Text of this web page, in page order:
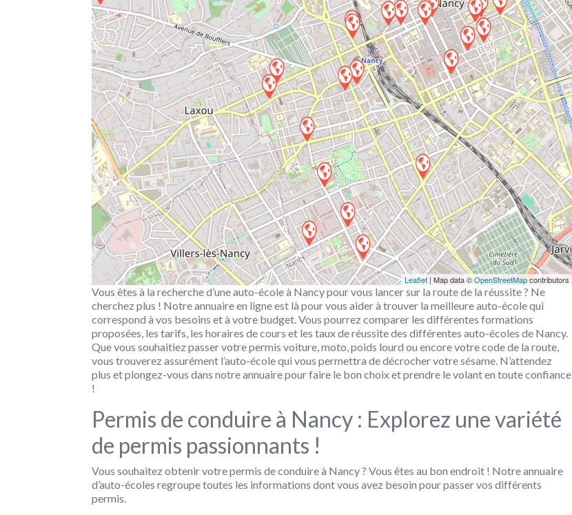
Leaflet| Map data ©OpenStreetMapcontributors
Vous êtes à la recherche d’une auto-école à Nancy pour vous lancer sur la route de la réussite ? Ne
cherchez plus ! Notre annuaire en ligne est là pour vous aider à trouver la meilleure auto-école qui
correspond à vos besoins et à votre budget. Vous pourrez comparer les différentes formations
proposées, les tarifs, les horaires de cours et les taux de réussite des différentes auto-écoles de Nancy.
Que vous souhaitiez passer votre permis voiture, moto, poids lourd ou encore votre code de la route,
vous trouverez assurément l’auto-école qui vous permettra de décrocher votre sésame. N’attendez
plus et plongez-vous dans notre annuaire pour faire le bon choix et prendre le volant en toute confiance
!
Permis de conduire à Nancy : Explorez une variété
de permis passionnants !
Vous souhaitez obtenir votre permis de conduire à Nancy ? Vous êtes au bon endroit ! Notre annuaire
d’auto-écoles regroupe toutes les informations dont vous avez besoin pour passer vos différents
permis.